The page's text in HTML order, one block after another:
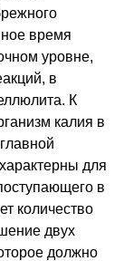
время
уровне,
в
К
калия в
для
в
количество
двух
должно